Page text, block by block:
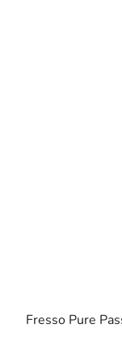
Fresso Pure